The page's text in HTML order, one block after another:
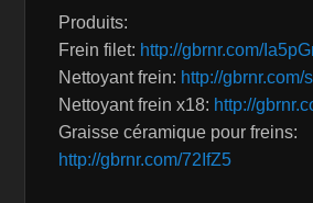
Produits:
Frein filet: http://gbrnr.com/
Nettoyant frein: http://gbrnr.com/
Nettoyant frein x18: http://
Graisse céramique pour freins:
http://gbrnr.com/72IfZ5